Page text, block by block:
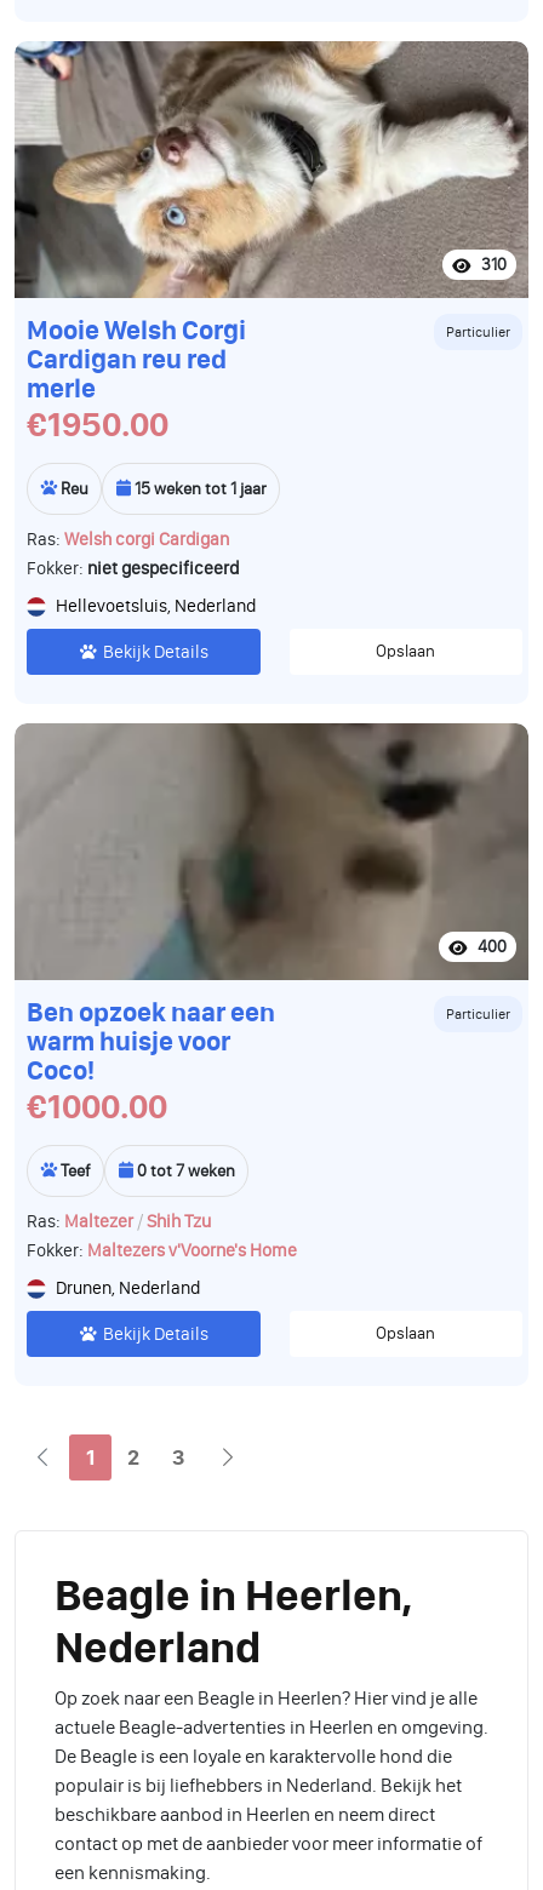
310
Mooie Welsh Corgi
Cardigan reu red
merle
Particulier
€1950.00
Reu 15 weken tot 1 jaar
Ras: Welsh corgi Cardigan
Fokker: niet gespecificeerd
Hellevoetsluis, Nederland
Bekijk Details Opslaan
400
Ben opzoek naar een
warm huisje voor
Coco!
Particulier
€1000.00
Teef 0 tot 7 weken
Ras: Maltezer/Shih Tzu
Fokker: Maltezers v'Voorne's Home
Drunen, Nederland
Bekijk Details Opslaan
1 2 3
Beagle in Heerlen,
Nederland
Op zoek naar een Beagle in Heerlen? Hier vind je alle
actuele Beagle-advertenties in Heerlen en omgeving.
De Beagle is een loyale en karaktervolle hond die
populair is bij liefhebbers in Nederland. Bekijk het
beschikbare aanbod in Heerlen en neem direct
contact op met de aanbieder voor meer informatie of
een kennismaking.